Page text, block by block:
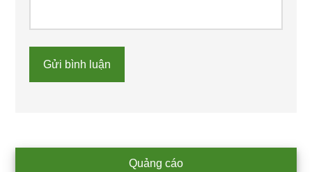
Quảng cáo